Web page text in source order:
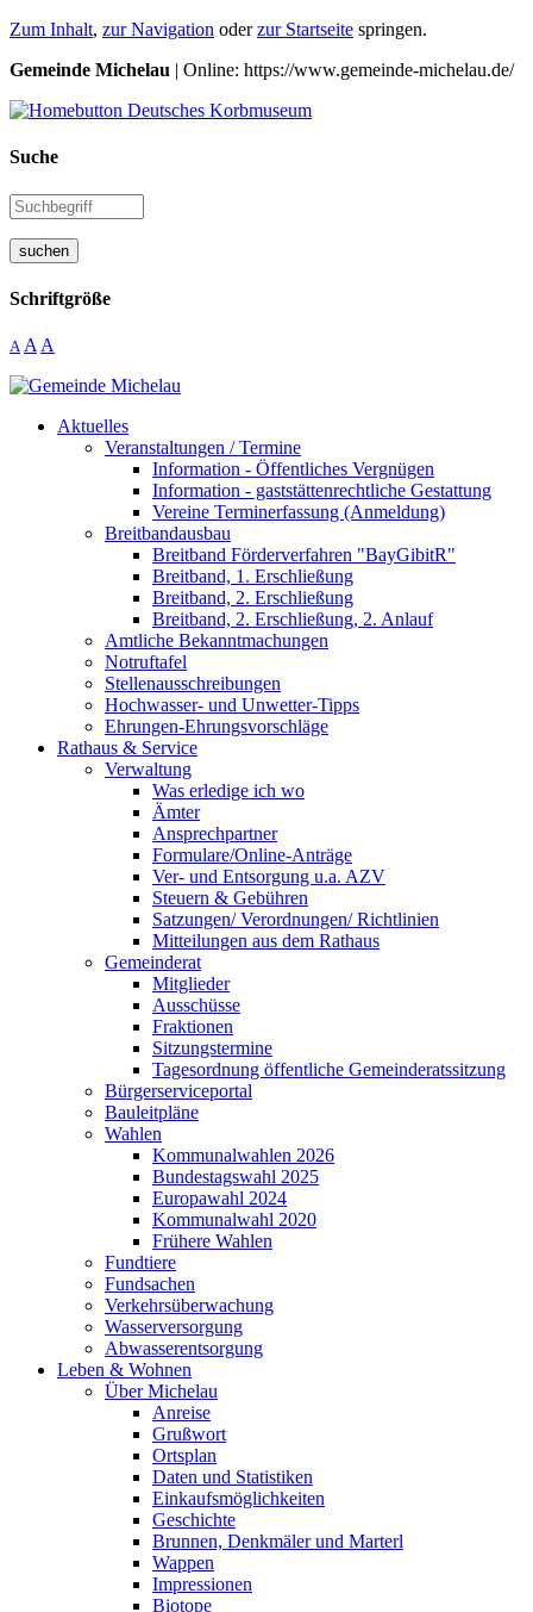
Zum Inhalt, zur Navigation oderzur Startseite springen.
Gemeinde Michelau | Online: https://www.gemeinde-michelau.de/
Suche
suchen
Schriftgröße
A A A
Aktuelles
Veranstaltungen / Termine
Information - Öffentliches Vergnügen
Information - gaststättenrechtliche Gestattung
Vereine Terminerfassung (Anmeldung)
Breitbandausbau
Breitband Förderverfahren "BayGibitR"
Breitband, 1. Erschließung
Breitband, 2. Erschließung
Breitband, 2. Erschließung, 2. Anlauf
Amtliche Bekanntmachungen
Notruftafel
Stellenausschreibungen
Hochwasser- und Unwetter-Tipps
Ehrungen-Ehrungsvorschläge
Rathaus & Service
Verwaltung
Was erledige ich wo
Ämter
Ansprechpartner
Formulare/Online-Anträge
Ver- und Entsorgung u.a. AZV
Steuern & Gebühren
Satzungen/ Verordnungen/ Richtlinien
Mitteilungen aus dem Rathaus
Gemeinderat
Mitglieder
Ausschüsse
Fraktionen
Sitzungstermine
Tagesordnung öffentliche Gemeinderatssitzung
Bürgerserviceportal
Bauleitpläne
Wahlen
Kommunalwahlen 2026
Bundestagswahl 2025
Europawahl 2024
Kommunalwahl 2020
Frühere Wahlen
Fundtiere
Fundsachen
Verkehrsüberwachung
Wasserversorgung
Abwasserentsorgung
Leben & Wohnen
Über Michelau
Anreise
Grußwort
Ortsplan
Daten und Statistiken
Einkaufsmöglichkeiten
Geschichte
Brunnen, Denkmäler und Marterl
Wappen
Impressionen
Biotope